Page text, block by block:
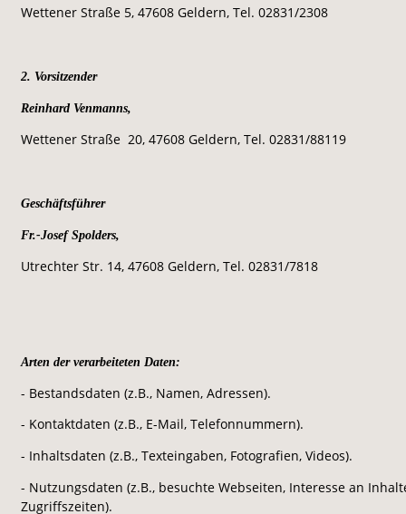
Wettener Straße 5, 47608 Geldern, Tel. 02831/2308
2. Vorsitzender
Reinhard Venmanns,
Wettener Straße  20, 47608 Geldern, Tel. 02831/88119
Geschäftsführer
Fr.-Josef Spolders,
Utrechter Str. 14, 47608 Geldern, Tel. 02831/7818
Arten der verarbeiteten Daten:
- Bestandsdaten (z.B., Namen, Adressen).
- Kontaktdaten (z.B., E-Mail, Telefonnummern).
- Inhaltsdaten (z.B., Texteingaben, Fotografien, Videos).
- Nutzungsdaten (z.B., besuchte Webseiten, Interesse an
Zugriffszeiten).